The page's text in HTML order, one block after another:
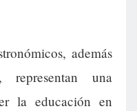
además
una
la educación en